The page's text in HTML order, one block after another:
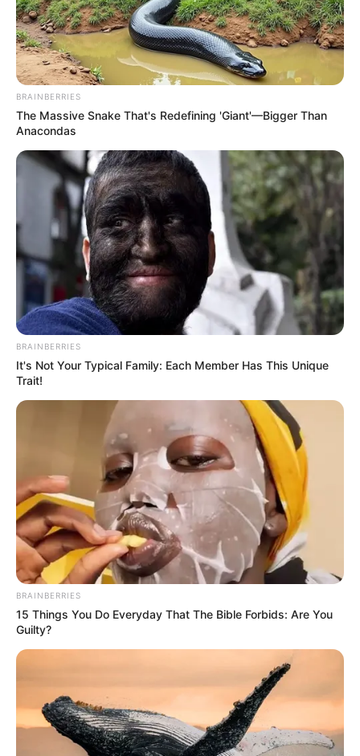
Ön szerint elegendő a jelenlegi nyugdíjemelés a
megélhetési költségek emelkedésének
ellensúlyozására?
BRAINBERRIES
The Massive Snake That's Redefining 'Giant'—Bigger Than
Anacondas
BRAINBERRIES
It's Not Your Typical Family: Each Member Has This Unique
Trait!
BRAINBERRIES
15 Things You Do Everyday That The Bible Forbids: Are You
Guilty?